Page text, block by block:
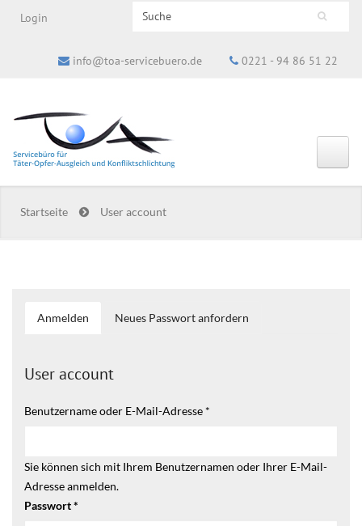
Login Suchformular
Search this site
info@toa-servicebuero.de 0221 - 94 86 51 22
Startseite User account
Haupt-Reiter
Anmelden (aktiverNeues Passwort anfordern
User account
Benutzername oder E-Mail-Adresse *
Sie können sich mit Ihrem Benutzernamen oder Ihrer E-Mail-
Adresse anmelden.
Passwort*